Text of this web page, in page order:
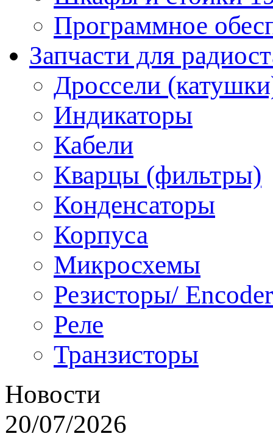
Программное
Запчасти для
Дроссели
Индикаторы
Кабели
Кварцы (фильтры)
Конденсаторы
Корпуса
Микросхемы
Резисторы/ Encoder
Реле
Транзисторы
Новости
20/07/2026